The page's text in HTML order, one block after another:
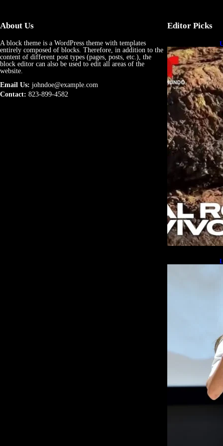
About Us
A block theme is a WordPress theme with templates
entirely composed of blocks. Therefore, in addition to the
content of different post types (pages, posts, etc.), the
block editor can also be used to edit all areas of the
website.
Email Us: johndoe@example.com
Contact: 823-899-4582
Editor Picks